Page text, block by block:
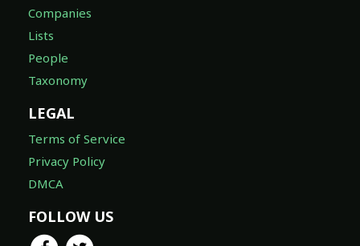
Companies
Lists
People
Taxonomy
LEGAL
Terms of Service
Privacy Policy
DMCA
FOLLOW US